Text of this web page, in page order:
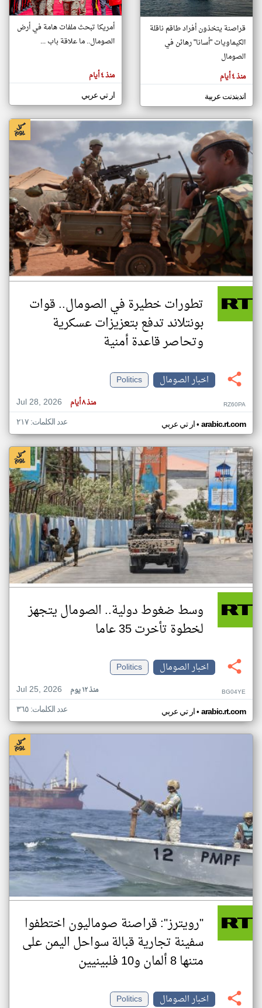
تغيير الدولة
اخبار الصومال على مدار الساعة
أهم اخبار الصومال العاجلة والمباشرة
المقالات
هنا عن
وجهة
كاتبيها.
قراصنة يتخذون أفراد طاقم ناقلة
الكيماويات "أسانا" رهائن في
الصومال
منذ ٤ أيام
اندبندنت عربية
أمريكا تبحث ملفات هامة في أرض
الصومال.. ما علاقة باب ...
منذ ٤ أيام
ار تي عربي
تطورات خطيرة في الصومال.. قوات
بونتلاند تدفع بتعزيزات عسكرية
وتحاصر قاعدة أمنية
اخبار الصومال
Politics
Jul 28, 2026
منذ ٨ أيام RZ60PA
ار تي عربي• arabic.rt.com عدد الكلمات: ٢١٧
وسط ضغوط دولية.. الصومال يتجهز
لخطوة تأخرت 35 عاما
اخبار الصومال
Politics
Jul 25, 2026
منذ ١٢ يوم BG04YE
ار تي عربي• arabic.rt.com عدد الكلمات: ٣٦٥
"رويترز": قراصنة صوماليون اختطفوا
سفينة تجارية قبالة سواحل اليمن على
متنها 8 ألمان و10 فلبينيين
اخبار الصومال
Politics
klyoum.com